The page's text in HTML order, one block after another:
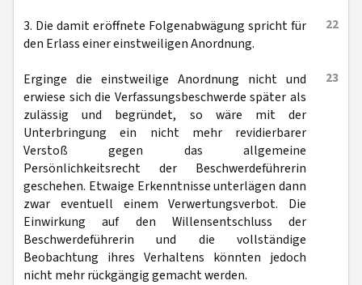
22
3. Die damit eröffnete Folgenabwägung spricht für
den Erlass einer einstweiligen Anordnung.
23
Erginge die einstweilige Anordnung nicht und
erwiese sich die Verfassungsbeschwerde später als
zulässig und begründet, so wäre mit der
Unterbringung ein nicht mehr revidierbarer
Verstoß gegen das allgemeine
Persönlichkeitsrecht der Beschwerdeführerin
geschehen. Etwaige Erkenntnisse unterlägen dann
zwar eventuell einem Verwertungsverbot. Die
Einwirkung auf den Willensentschluss der
Beschwerdeführerin und die vollständige
Beobachtung ihres Verhaltens könnten jedoch
nicht mehr rückgängig gemacht werden.